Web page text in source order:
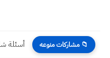
📁 مشاركات منوعه